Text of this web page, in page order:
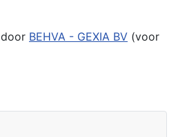
BEHVA - GEXIA BV (voor